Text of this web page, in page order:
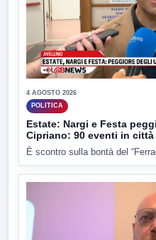
4 AGOSTO 2026
POLITICA
Estate: Nargi e Festa
Cipriano: 90 eventi in città
È scontro sulla bontà del